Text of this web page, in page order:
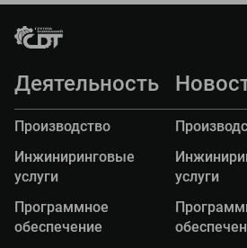
строительный университет г.
передвижную дорожную
Деятельность
Производство
Инжиниринговые
услуги
Программное
обеспечение
услуги